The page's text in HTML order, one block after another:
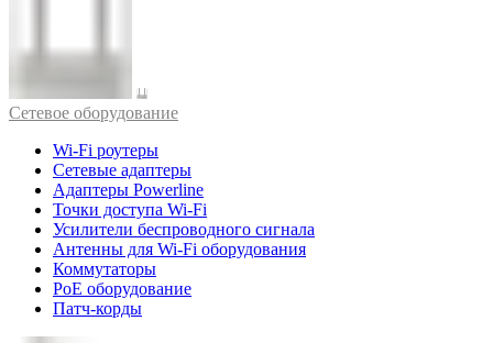
Cетевое оборудование
Wi-Fi роутеры
Сетевые адаптеры
Адаптеры Powerline
Точки доступа Wi-Fi
Усилители беспроводного сигнала
Антенны для Wi-Fi оборудования
Коммутаторы
PoE оборудование
Патч-корды